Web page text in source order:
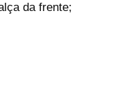
da frente;